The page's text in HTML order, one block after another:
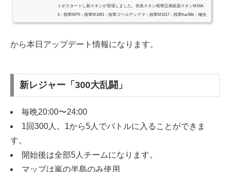
トがスタートし新スキンが登場しました。衣装スキン桜華忍者銃器スキンM16A
4：桜華MP5：桜華M1891：桜華ゴールデンクマ：桜華M1917：桜華Kar98k：極光
の星 先鋒版乗り物スキン運命K・桜華...
から本日アップデート情報になります。
新レジャー「300大乱闘」
毎晩20:00〜24:00
1回300人。1から5人でバトルに入ることができま
す。
開始後は全部5人チームになります。
マップは嵐の半島のみ使用